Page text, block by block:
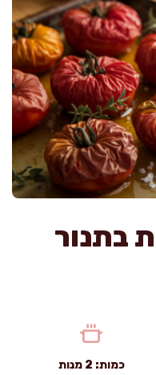
בתנור
כמות: 2 מנות